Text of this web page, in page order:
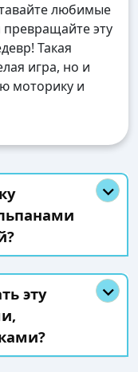
любимые
эту
Такая
игра, но и
моторику и
эту